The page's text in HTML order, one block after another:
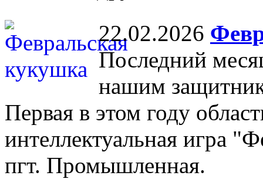
22.02.2026
Последний
нашим
Первая в этом году
интеллектуальная игра
пгт. Промышленная.